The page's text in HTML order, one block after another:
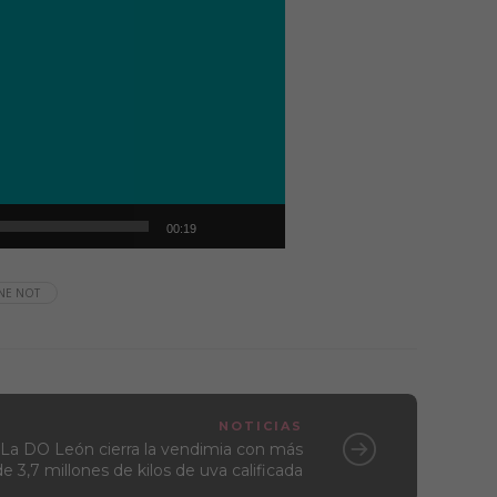
00:19
NOT
NOTICIAS
La DO León cierra la vendimia con más
3,7 millones de kilos de uva calificada